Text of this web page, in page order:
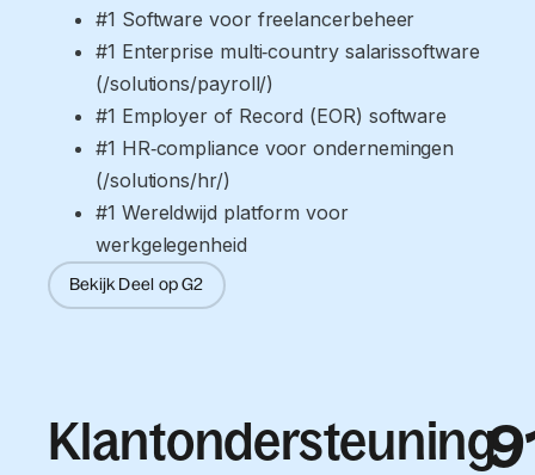
#1 Software voor freelancerbeheer
#1 Enterprise multi‑country salarissoftware
(/solutions/payroll/)
#1 Employer of Record (EOR) software
#1 HR‑compliance voor ondernemingen
(/solutions/hr/)
#1 Wereldwijd platform voor
werkgelegenheid
Bekijk Deel op G2
Klantondersteuning